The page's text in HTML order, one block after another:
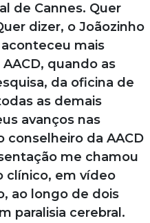
de Cannes. Quer
dizer, o Joãozinho
mais
quando as
da oficina de
as demais
avanços nas
conselheiro da AACD
me chamou
clínico, em vídeo
ao longo de dois
paralisia cerebral.